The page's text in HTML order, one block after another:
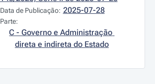
Data de Publicação: 2025-07-28
Parte:
C - Governo e Administração
direta e indireta do Estado